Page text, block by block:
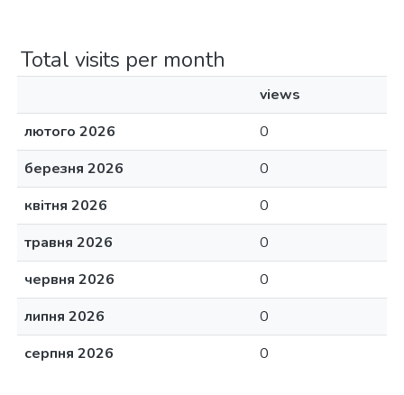
Total visits per month
views
лютого 2026
0
березня 2026
0
квітня 2026
0
травня 2026
0
червня 2026
0
липня 2026
0
серпня 2026
0